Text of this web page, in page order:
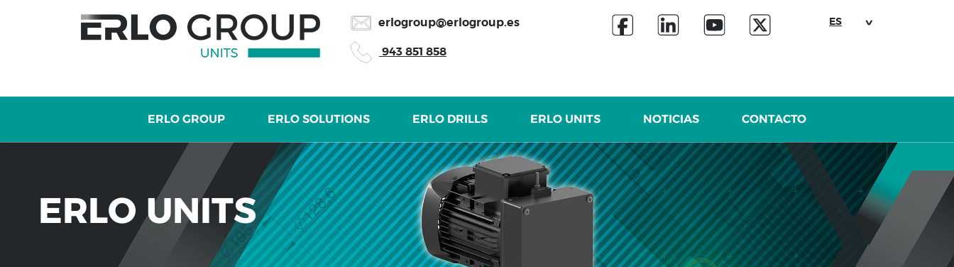
erlogroup@erlogroup.es
943 851 858
ES
ERLO GROUP ERLO SOLUTIONS ERLO DRILLS ERLO UNITS NOTICIAS CONTACTO
ERLO UNITS